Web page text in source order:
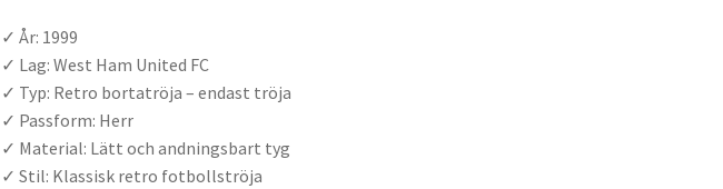
✓ År: 1999
✓ Lag: West Ham United FC
✓ Typ: Retro bortatröja – endast tröja
✓ Passform: Herr
✓ Material: Lätt och andningsbart tyg
✓ Stil: Klassisk retro fotbollströja